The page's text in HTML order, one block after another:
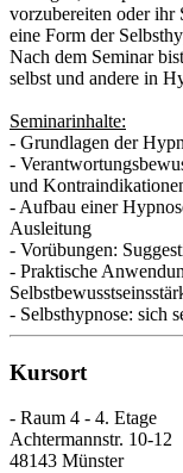
vorzubereiten oder ihr
eine Form der
Nach dem Seminar
selbst und andere in
Seminarinhalte:
- Grundlagen der
-
und
- Aufbau einer
Ausleitung
- Vorübungen:
- Praktische
- Selbsthypnose: sich
Kursort
- Raum 4 - 4. Etage
Achtermannstr. 10-12
48143 Münster